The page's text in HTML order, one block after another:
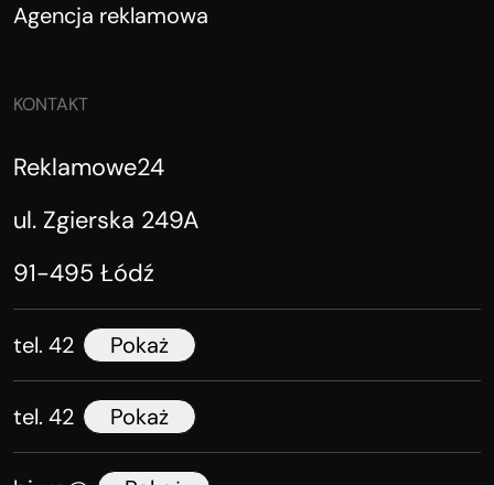
Agencja reklamowa
KONTAKT
Reklamowe24
ul. Zgierska 249A
91-495 Łódź
tel. 42 Pokaż
tel. 42 Pokaż